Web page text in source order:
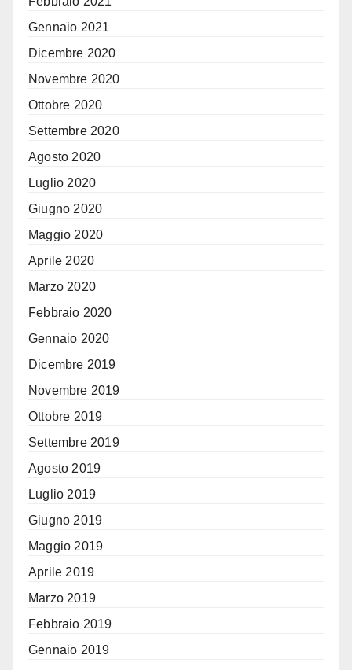
Gennaio 2021
Dicembre 2020
Novembre 2020
Ottobre 2020
Settembre 2020
Agosto 2020
Luglio 2020
Giugno 2020
Maggio 2020
Aprile 2020
Marzo 2020
Febbraio 2020
Gennaio 2020
Dicembre 2019
Novembre 2019
Ottobre 2019
Settembre 2019
Agosto 2019
Luglio 2019
Giugno 2019
Maggio 2019
Aprile 2019
Marzo 2019
Febbraio 2019
Gennaio 2019